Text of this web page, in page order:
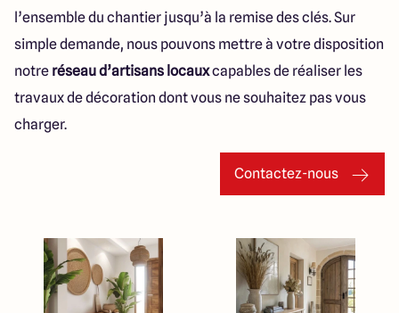
l’ensemble du chantier jusqu’à la remise des clés. Sur
simple demande, nous pouvons mettre à votre disposition
notre réseau d’artisans locauxcapables de réaliser les
travaux de décoration dont vous ne souhaitez pas vous
charger.
Contactez-nous